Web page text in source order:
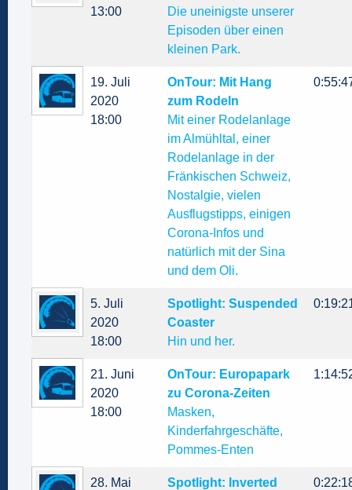
13:00
Die uneinigste unserer
Episoden über einen
kleinen Park.
19. Juli
2020
18:00
OnTour: Mit Hang
zum Rodeln
Mit einer Rodelanlage
im Almühltal, einer
Rodelanlage in der
Fränkischen Schweiz,
Nostalgie, vielen
Ausflugstipps, einigen
Corona-Infos und
natürlich mit der Sina
und dem Oli.
5. Juli
2020
18:00
Spotlight: Suspended
Coaster
Hin und her.
21. Juni
2020
18:00
OnTour: Europapark
zu Corona-Zeiten
Masken,
Kinderfahrgeschäfte,
Pommes-Enten
28. Mai
Spotlight: Inverted